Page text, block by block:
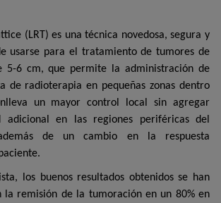
(LRT) es una técnica novedosa, segura y
usarse para el tratamiento de tumores de
5-6 cm, que permite la administración de
de radioterapia en pequeñas zonas dentro
un mayor control local sin agregar
adicional en las regiones periféricas del
de un cambio en la respuesta
los buenos resultados obtenidos se han
la remisión de la tumoración en un 80% en